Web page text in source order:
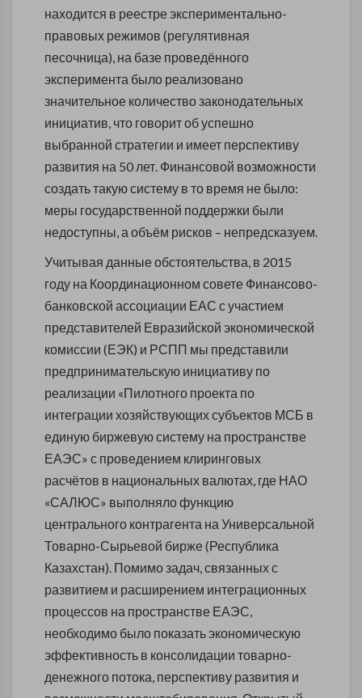
находится в реестре экспериментально-
правовых режимов (регулятивная
песочница), на базе проведённого
эксперимента было реализовано
значительное количество законодательных
инициатив, что говорит об успешно
выбранной стратегии и имеет перспективу
развития на 50 лет. Финансовой возможности
создать такую систему в то время не было:
меры государственной поддержки были
недоступны, а объём рисков – непредсказуем.
Учитывая данные обстоятельства, в 2015
году на Координационном совете Финансово-
банковской ассоциации ЕАС с участием
представителей Евразийской экономической
комиссии (ЕЭК) и РСПП мы представили
предпринимательскую инициативу по
реализации «Пилотного проекта по
интеграции хозяйствующих субъектов МСБ в
единую биржевую систему на пространстве
ЕАЭС» с проведением клиринговых
расчётов в национальных валютах, где НАО
«САЛЮС» выполняло функцию
центрального контрагента на Универсальной
Товарно-Сырьевой бирже (Республика
Казахстан). Помимо задач, связанных с
развитием и расширением интеграционных
процессов на пространстве ЕАЭС,
необходимо было показать экономическую
эффективность в консолидации товарно-
денежного потока, перспективу развития и